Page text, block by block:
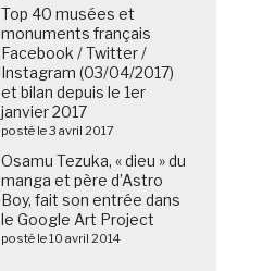
Top 40 musées et
monuments français
Facebook / Twitter /
Instagram (03/04/2017)
et bilan depuis le 1er
janvier 2017
posté le 3 avril 2017
Osamu Tezuka, « dieu » du
manga et père d’Astro
Boy, fait son entrée dans
le Google Art Project
posté le 10 avril 2014